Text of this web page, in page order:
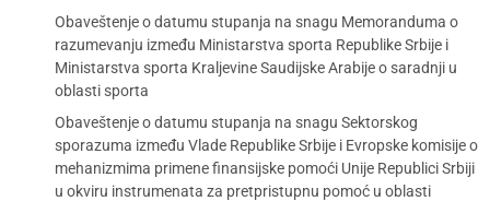
Obaveštenje o datumu stupanja na snagu Memoranduma o
razumevanju između Ministarstva sporta Republike Srbije i
Ministarstva sporta Kraljevine Saudijske Arabije o saradnji u
oblasti sporta
Obaveštenje o datumu stupanja na snagu Sektorskog
sporazuma između Vlade Republike Srbije i Evropske komisije o
mehanizmima primene finansijske pomoći Unije Republici Srbiji
u okviru instrumenata za pretpristupnu pomoć u oblasti